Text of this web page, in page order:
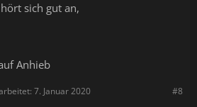
sich gut an,
Anhieb
#8
7. Januar 2020